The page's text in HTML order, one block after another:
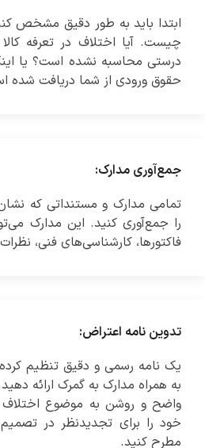
ابتدا باید به طور دقیق مشخص
چیست. آیا اختلاف در تعرفه
درستی محاسبه نشده است؟ یا
حقوق ورودی از شما دریافت شده
جمع‌آوری مدارک:
تمامی مدارک و مستنداتی که
را جمع‌آوری کنید. این مدارک
فاکتورها، کارشناسی‌های فنی،
تدوین نامه اعتراض:
یک نامه رسمی و دقیق تنظیم
به همراه مدارک به گمرک ارائه
واضح و روشن به موضوع اختلاف
خود را برای تجدیدنظر در
مطرح کنید.